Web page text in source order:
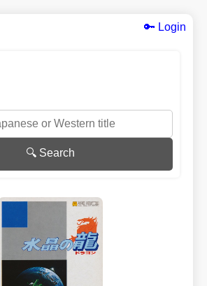
🔑 Login
🔍 Search